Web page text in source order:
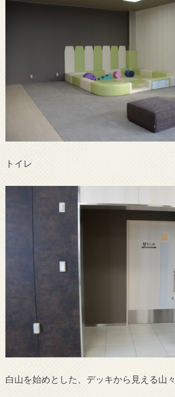
トイレ
白山を始めとした、デッキから見える山々